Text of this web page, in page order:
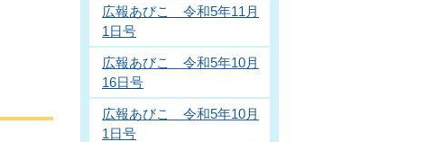
広報あびこ 令和5年11月
1日号
広報あびこ 令和5年10月
16日号
広報あびこ 令和5年10月
1日号